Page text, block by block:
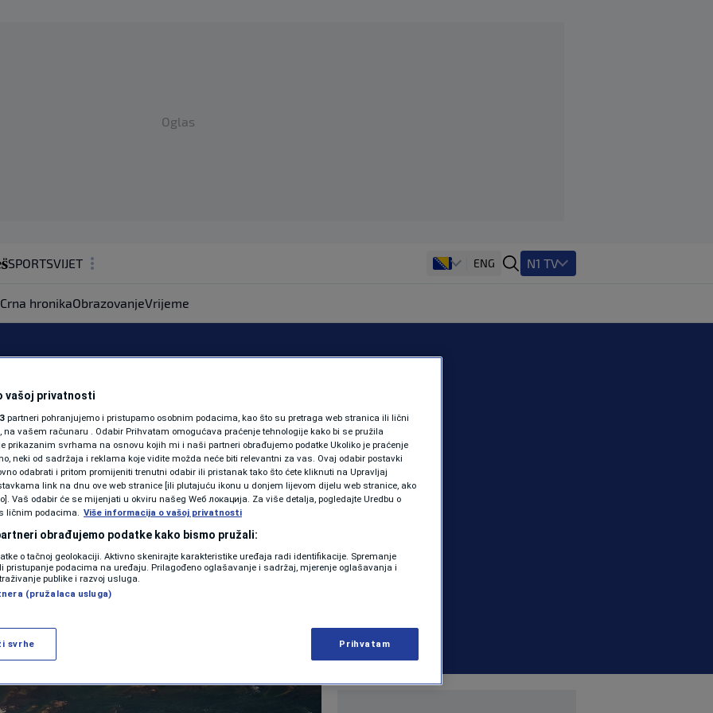
Oglas
SPORTSVIJET
ZDRAVLJE
SHOWBIZ
PODCAST
N1 SPECIJAL
FENOMENI
NEISTRAŽENO
VIRALNO
VIDEO
ENG N1 TV
Crna hronikaObrazovanjeVrijeme
ljudsku
od njih presijeca
09:31 | KULTURA | 0 komentara
Više
vašoj privatnosti
partneri pohranjujemo i pristupamo osobnim podacima, kao što su pretraga web stranica ili lični
na vašem računaru . Odabir Prihvatam omogućava praćenje tehnologije kako bi se pružila
prikazanim svrhama na osnovu kojih mi i naši partneri obrađujemo podatke Ukoliko je praćenje
neki od sadržaja i reklama koje vidite možda neće biti relevantni za vas. Ovaj odabir postavki
odabrati i pritom promijeniti trenutni odabir ili pristanak tako što ćete kliknuti na Upravljaj
link na dnu ove web stranice [ili plutajuću ikonu u donjem lijevom dijelu web stranice, ako
Vaš odabir će se mijenjati u okviru našeg Wеб локација. Za više detalja, pogledajte Uredbu o
ličnim podacima. Više informacija o vašoj privatnosti
obrađujemo podatke kako bismo pružali:
o tačnoj geolokaciji. Aktivno skenirajte karakteristike uređaja radi identifikacije. Spremanje
pristupanje podacima na uređaju. Prilagođeno oglašavanje i sadržaj, mjerenje oglašavanja i
publike i razvoj usluga.
(pružalaca usluga)
svrhe Prihvatam